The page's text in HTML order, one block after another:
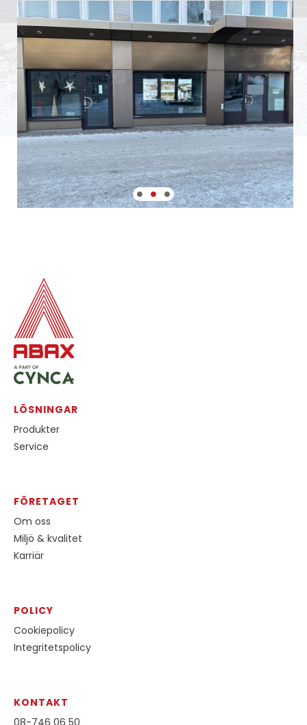
LÖSNINGAR
Produkter
Service
FÖRETAGET
Om oss
Miljö & kvalitet
Karriär
POLICY
Cookiepolicy
Integritetspolicy
KONTAKT